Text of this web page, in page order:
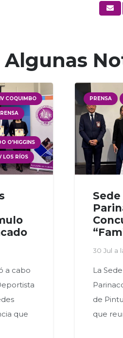
Algunas
IV COQUIMBO
O'HIGGINS
LOS RÍOS
a cabo
que
PRENSA
30 Jul a
La
de
que